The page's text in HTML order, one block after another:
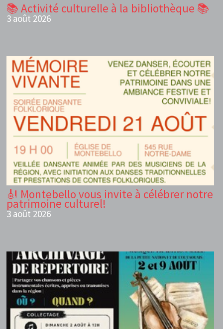
📚 Activité culturelle à la bibliothèque 📚
3 août 2026
🎻 Montebello vous invite à célébrer notre
patrimoine culturel!
3 août 2026